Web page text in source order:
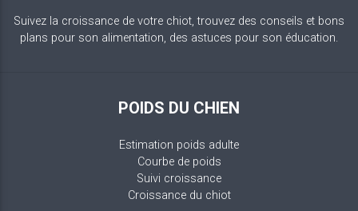
Suivez la croissance de votre chiot, trouvez des conseils et bons
plans pour son alimentation, des astuces pour son éducation.
POIDS DU CHIEN
Estimation poids adulte
Courbe de poids
Suivi croissance
Croissance du chiot